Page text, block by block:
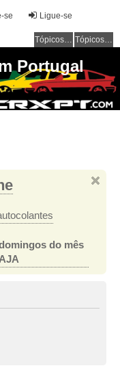
Ligue-se
se
Tópicos sem resposta Tópicos ativos
Portugal
do mês